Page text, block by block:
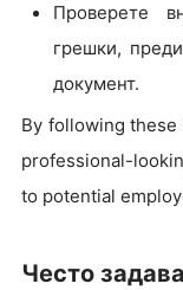
Проверете
грешки,
документ.
By following these
professional-
to potential
Често